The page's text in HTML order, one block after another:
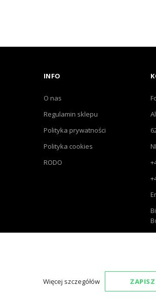
INFO
O nas
Regulamin sklepu
Polityka prywatności
Polityka cookies
RODO
Więcej szczegółów ZAPISZ